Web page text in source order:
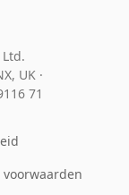
UK ·
71